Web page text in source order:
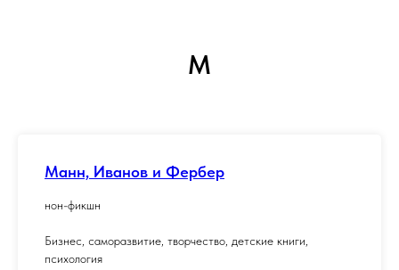
М
Манн, Иванов и Фербер
нон-фикшн
Бизнес, саморазвитие, творчество, детские книги,
психология